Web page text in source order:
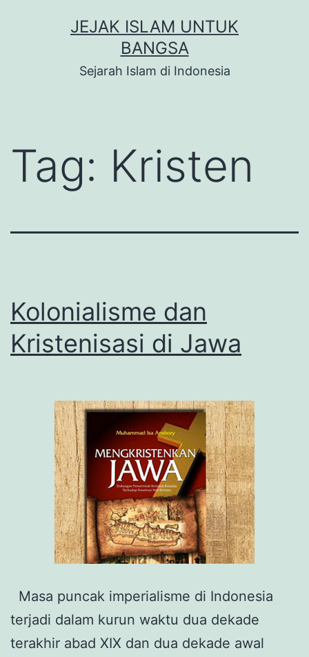
JEJAK ISLAM UNTUK
BANGSA
Sejarah Islam di Indonesia
Tag: Kristen
Kolonialisme dan
Kristenisasi di Jawa
Masa puncak imperialisme di Indonesia
terjadi dalam kurun waktu dua dekade
terakhir abad XIX dan dua dekade awal